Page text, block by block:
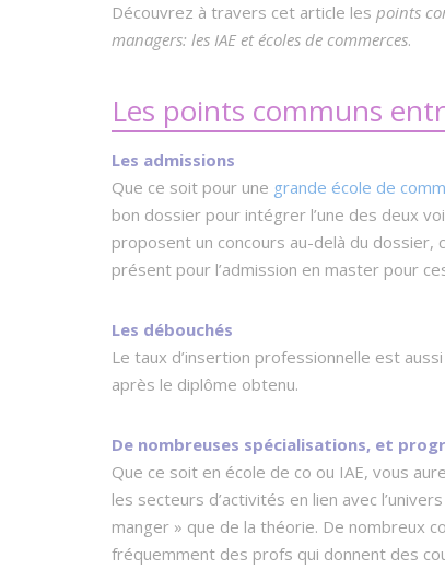
Découvrez à travers cet article les points
managers: les IAE et écoles de commerces.
Les points communs
Les admissions
Que ce soit pour une grande école de
bon dossier pour intégrer l’une des deux
proposent un concours au-delà du dossier,
présent pour l’admission en master pour
Les débouchés
Le taux d’insertion professionnelle est
après le diplôme obtenu.
De nombreuses spécialisations, et
Que ce soit en école de co ou IAE, vous
les secteurs d’activités en lien avec
manger » que de la théorie. De nombreux
fréquemment des profs qui donnent des